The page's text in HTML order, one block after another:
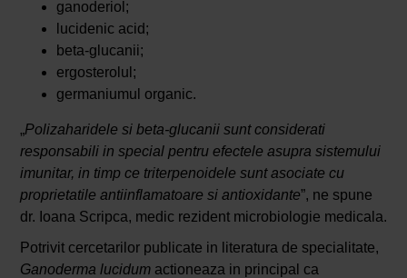
ganoderiol;
lucidenic acid;
beta-glucanii;
ergosterolul;
germaniumul organic.
„Polizaharidele si beta-glucanii sunt considerati
responsabili in special pentru efectele asupra sistemului
imunitar, in timp ce triterpenoidele sunt asociate cu
proprietatile antiinflamatoare si antioxidante”, ne spune
dr. Ioana Scripca, medic rezident microbiologie medicala.
Potrivit cercetarilor publicate in literatura de specialitate,
Ganoderma lucidumactioneaza in principal ca